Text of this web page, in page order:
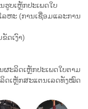
ຮູບເຫຼັກປະເພດໃບ
ຫະ (ການເຊື່ອມແລະການ
ດເງົາ)
ະລິດເຫຼັກປະເພດໃບຕາມ
ດເຫຼັກສະແຕນເລດທັງໝົດ